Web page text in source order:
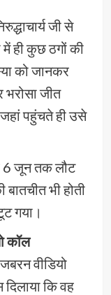
जी से
ही कुछ ठगों की
को जानकर
भरोसा जीत
पहुंचते ही उसे
6 जून तक लौट
भी होती
गया।
कॉल
वीडियो
कि वह